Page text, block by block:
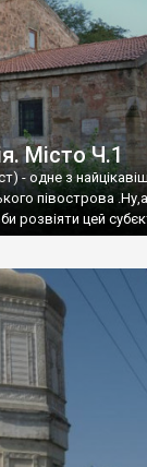
Місто Ч.1
- одне з
півострова
розвіяти цей